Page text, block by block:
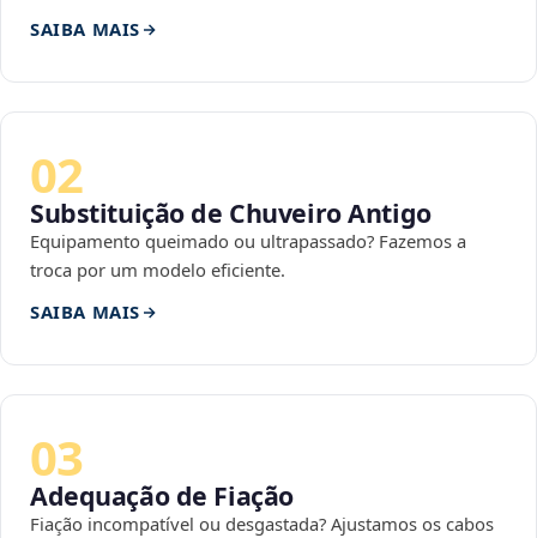
SAIBA MAIS
02
Substituição de Chuveiro Antigo
Equipamento queimado ou ultrapassado? Fazemos a
troca por um modelo eficiente.
SAIBA MAIS
03
Adequação de Fiação
Fiação incompatível ou desgastada? Ajustamos os cabos